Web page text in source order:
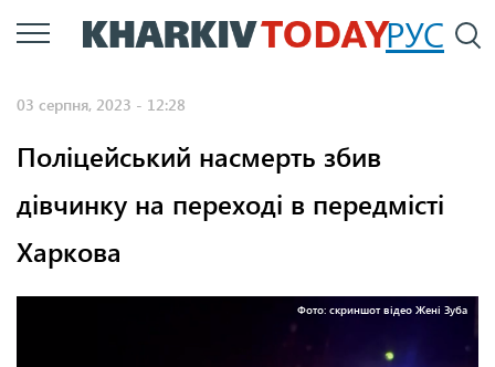
Перейти
до
РУС
03 серпня, 2023 - 12:28
Поліцейський насмерть збив
дівчинку на переході в передмісті
Харкова
Фото: скриншот відео Жені Зуба